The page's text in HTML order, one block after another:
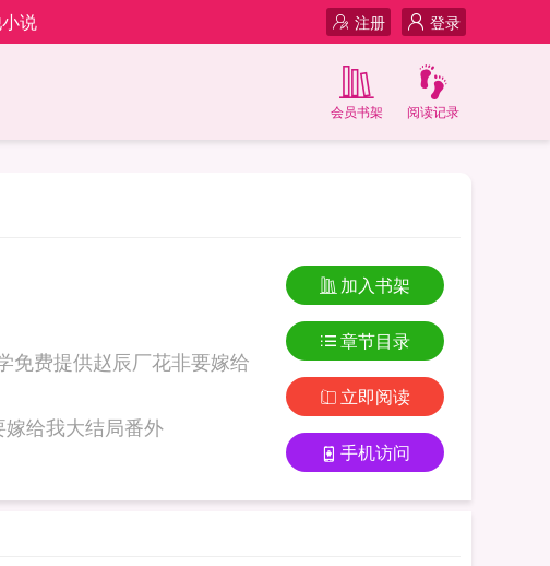
说 登录
注册
阅读记录
会员书架
免费提供赵辰厂花非要嫁给
赵辰厂花非要嫁给我大结局番外
加入书架
章节目录
立即阅读
手机访问